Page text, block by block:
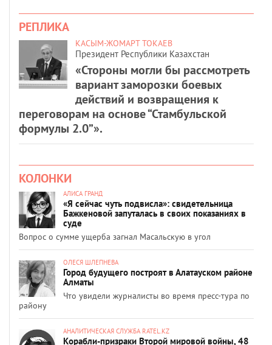
РЕПЛИКА
КАСЫМ-ЖОМАРТ ТОКАЕВ
Президент Республики Казахстан
«Стороны могли бы рассмотреть
вариант заморозки боевых
действий и возвращения к
переговорам на основе “Стамбульской
формулы 2.0”».
КОЛОНКИ
АЛИСА ГРАНД
«Я сейчас чуть подвисла»: свидетельница
Бажкеновой запуталась в своих показаниях в
суде
Вопрос о сумме ущерба загнал Масальскую в угол
ОЛЕСЯ ШЛЕПНЕВА
Город будущего построят в Алатауском районе
Алматы
Что увидели журналисты во время пресс-тура по
району
АНАЛИТИЧЕСКАЯ СЛУЖБА RATEL.KZ
Корабли-призраки Второй мировой войны, 48